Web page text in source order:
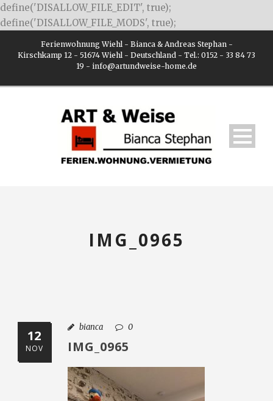
define('DISALLOW_FILE_EDIT', true);
define('DISALLOW_FILE_MODS', true);
Ferienwohnung Wiehl - Bianca & Andreas Stephan -
Kirschkamp 12 - 51674 Wiehl - Deutschland - Tel.: 0152 - 33 84 73
19 - info@artundweise-home.de
IMG_0965
12
NOV
bianca 0
IMG_0965